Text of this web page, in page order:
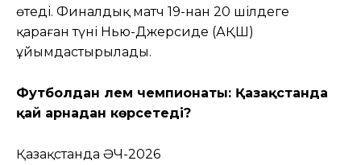
өтеді. Финалдық матч 19-нан 20 шілдеге
қараған түні Нью-Джерсиде (АҚШ)
ұйымдастырылады.
Футболдан әлем чемпионаты: Қазақстанда
қай арнадан көрсетеді?
Қазақстанда ӘЧ-2026